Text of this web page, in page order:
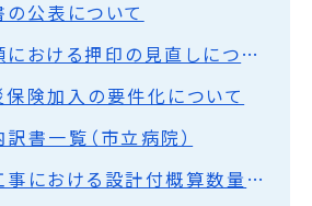
公表について
契約関係書類における押印の見直しについて
険加入の要件化について
書一覧（市立病院）
室蘭市水道工事における設計付概算数量発注方式試行について(令和2年3月)